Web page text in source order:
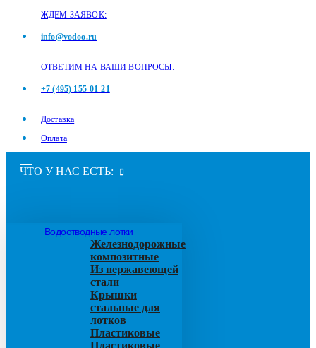
ЖДЕМ ЗАЯВОК:
info@vodoo.ru
ОТВЕТИМ НА ВАШИ ВОПРОСЫ:
+7 (495) 155-01-21
Доставка
Оплата
ЧТО У НАС ЕСТЬ:
Водоотводные лотки
Железнодорожные
композитные
Из нержавеющей
стали
Крышки
стальные для
лотков
Пластиковые
Пластиковые